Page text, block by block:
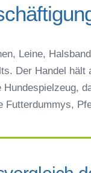
Leine,
Der Handel
Hundespielzeug,
Futterdummys,